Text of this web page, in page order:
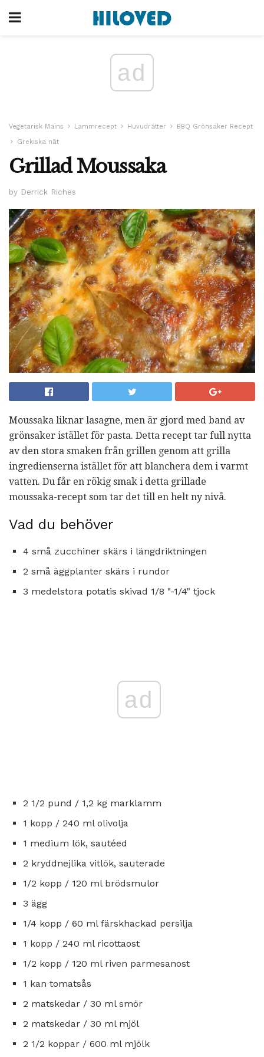
ad
Vegetarisk Mains Lammrecept Huvudrätter
BBQ Grönsaker Recept
Grekiska nät
Grillad Moussaka
by Derrick Riches
Moussaka liknar lasagne, men är gjord med band av
grönsaker istället för pasta. Detta recept tar full nytta
av den stora smaken från grillen genom att grilla
ingredienserna istället för att blanchera dem i varmt
vatten. Du får en rökig smak i detta grillade
moussaka-recept som tar det till en helt ny nivå.
Vad du behöver
4 små zucchiner skärs i längdriktningen
2 små äggplanter skärs i rundor
3 medelstora potatis skivad 1/8 "-1/4" tjock
ad
2 1/2 pund / 1,2 kg marklamm
1 kopp / 240 ml olivolja
1 medium lök, sautéed
2 kryddnejlika vitlök, sauterade
1/2 kopp / 120 ml brödsmulor
3 ägg
1/4 kopp / 60 ml färskhackad persilja
1 kopp / 240 ml ricottaost
1/2 kopp / 120 ml riven parmesanost
1 kan tomatsås
2 matskedar / 30 ml smör
2 matskedar / 30 ml mjöl
2 1/2 koppar / 600 ml mjölk